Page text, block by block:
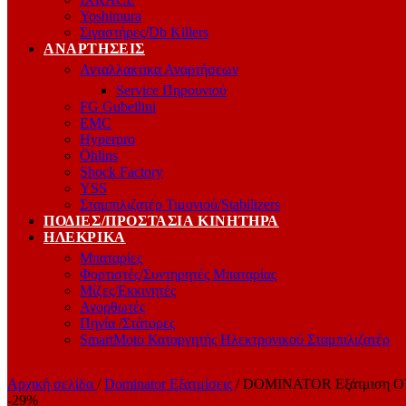
Yoshimura
Σιγαστήρες/Db Killers
ΑΝΑΡΤΉΣΕΙΣ
Ανταλλακτικα Αναρτήσεων
Service Πηρουνιού
FG Gubellini
EMC
Hyperpro
Öhlins
Shock Factory
YSS
Σταμπιλιζατέρ Τιμονιού/Stabilizers
ΠΟΔΙΈΣ/ΠΡΟΣΤΑΣΊΑ ΚΙΝΗΤΉΡΑ
ΗΛΕΚΡΙΚΆ
Μπαταρίες
Φορτιστές/Συντηρητές Μπαταρίας
Μίζες/Εκκινητές
Ανορθωτές
Πηνία /Στάτορες
SmartMoto Καταργητής Ηλεκτρονικού Σταμπιλιζατέρ
Αρχική σελίδα / Dominator Εξατμίσεις / DOMINATOR Εξάτμιση
-29%